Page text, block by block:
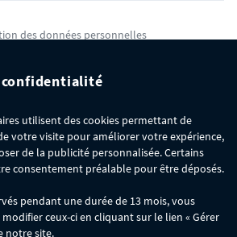
des données personnelles
Gérer mes cookies
300€ d'achat, avec le code BIKINI30
500€ d'achat, avec le code BIKINI50
utilisent des cookies permettant de
votre visite pour améliorer votre expérience,
de la publicité personnalisée. Certains
consentement préalable pour être déposés.
pendant une durée de 13 mois, vous
ceux-ci en cliquant sur le lien « Gérer
notre site.